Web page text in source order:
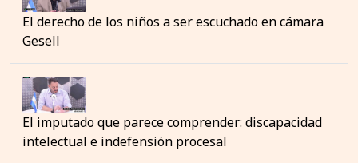
El derecho de los niños a ser escuchado en cámara
Gesell
El imputado que parece comprender: discapacidad
intelectual e indefensión procesal